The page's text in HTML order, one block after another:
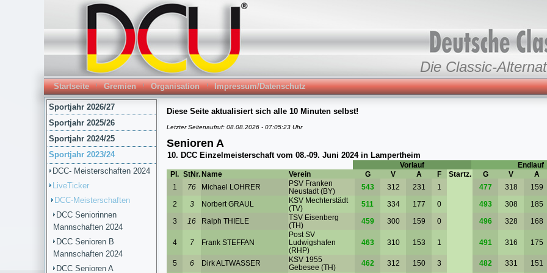
Die Classic-
Startseite Gremien Organisation Impressum/Datenschutz
Sportjahr 2026/27
Sportjahr 2025/26
Sportjahr 2024/25
Sportjahr 2023/24
DCC- Meisterschaften 2024
LiveTicker
DCC-Meisterschaften
DCC Seniorinnen
Mannschaften 2024
DCC Senioren B
Mannschaften 2024
DCC Senioren A